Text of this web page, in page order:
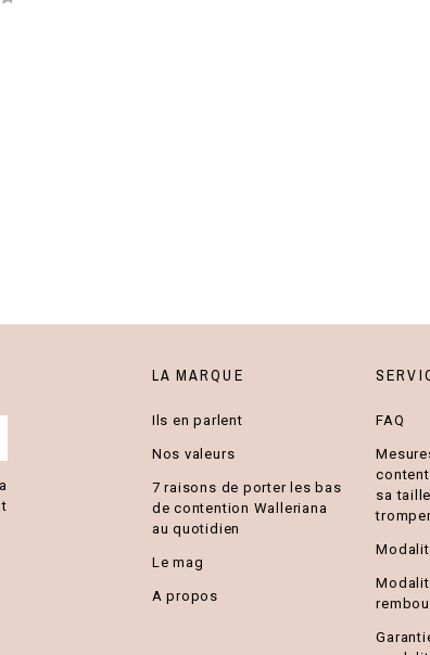
LA MARQUE
Ils en parlent
Nos valeurs
7 raisons de porter les bas
de contention Walleriana
au quotidien
Le mag
A propos
FAQ
sa